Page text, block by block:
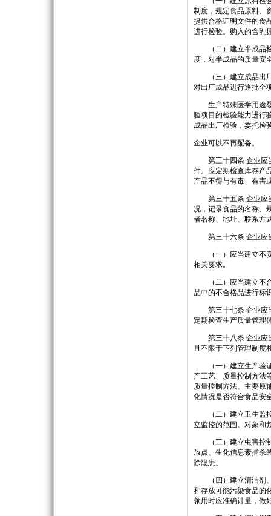
制度，规定食品原料、
提供合格证明文件的食
进行检验。购入的含乳
（二）建立半成品检
度，对半成品的质量安
（三）建立成品出厂
对出厂成品进行逐批全
生产特殊医学用途婴
验项目的检验能力进行
成品出厂检验，委托检
企业可以不再配备。
第三十四条 企业应当
件。应定期检查库存产
产品不得与有毒、有害
第三十五条 企业应当
况，记录食品的名称、
者名称、地址、联系方
第三十六条 企业应当
（一）应当建立不安
相关要求。
（二）应当建立不合
品中的不合格品进行标
第三十七条 企业应当
定期检查生产质量管理
第三十八条 企业应当
且不限于下列管理制度
（一）建立生产验证
产工艺、质量控制方法
质量控制方法、主要原
化情况是否符合食品安
（二）建立卫生监控
立监控的范围、对象和
（三）建立虫害控制
放点、生化信息素捕杀
除隐患。
（四）建立清洁剂、
和存放可能污染食品的
领用时应准确计量，做